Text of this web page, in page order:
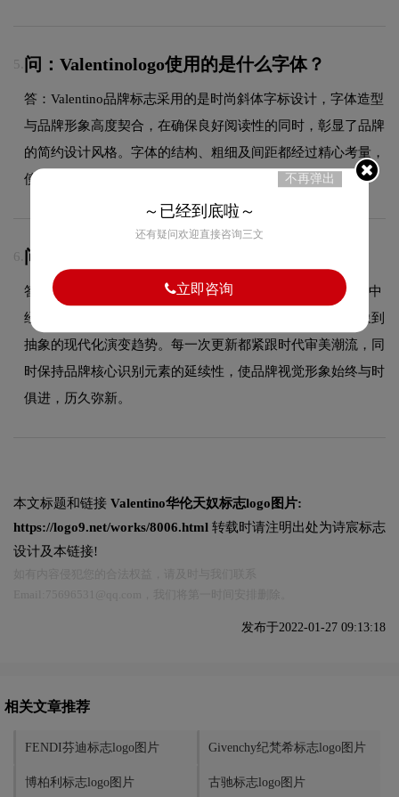
5. 问：Valentinologo使用的是什么字体？
答：Valentino品牌标志采用的是时尚斜体字标设计，字体造型
与品牌形象高度契合，在确保良好阅读性的同时，彰显了品牌
的简约设计风格。字体的结构、粗细及间距都经过精心考量，
使整体标志在不同尺寸和场景下均能保持一致的品牌调性。
6. 问：Valentino品牌logo有过演变吗？
答：作为品牌领域的品牌，Valentino的品牌logo在发展过程中
经历了持续优化与迭代，整体呈现出从复杂到简约、从具象到
抽象的现代化演变趋势。每一次更新都紧跟时代审美潮流，同
时保持品牌核心识别元素的延续性，使品牌视觉形象始终与时
俱进，历久弥新。
本文标题和链接 Valentino华伦天奴标志logo图片:
https://logo9.net/works/8006.html 转载时请注明出处为诗宸标志
设计及本链接!
发布于2022-01-27 09:13:18
相关文章推荐
FENDI芬迪标志logo图片 Givenchy纪梵希标志logo图片
博柏利标志logo图片 古驰标志logo图片
不再弹出
～已经到底啦～
还有疑问欢迎直接咨询三文
立即咨询